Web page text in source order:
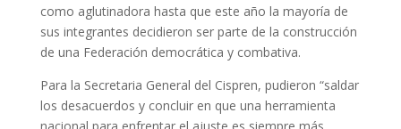
como aglutinadora hasta que este año la mayoría de
sus integrantes decidieron ser parte de la construcción
de una Federación democrática y combativa.
Para la Secretaria General del Cispren, pudieron “saldar
los desacuerdos y concluir en que una herramienta